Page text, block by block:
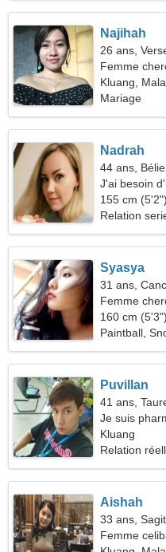
Najihah
26 ans,
Femme
Kluang,
Mariage
Nadrah
44 ans,
J'ai besoin
ensemble
155 cm
Relation
Syasya
31 ans,
Femme
160 cm
Paintball,
Puvillan
41 ans,
Je suis
modeste
Kluang
Relation
Aishah
33 ans,
Femme